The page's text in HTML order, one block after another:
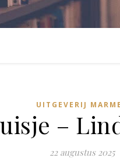
UITGEVERIJ
–
22 augustus 2025